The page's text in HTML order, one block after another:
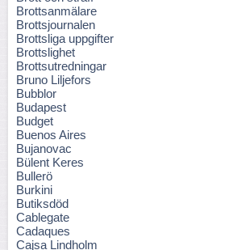
Brottsanmälare
Brottsjournalen
Brottsliga uppgifter
Brottslighet
Brottsutredningar
Bruno Liljefors
Bubblor
Budapest
Budget
Buenos Aires
Bujanovac
Bülent Keres
Bullerö
Burkini
Butiksdöd
Cablegate
Cadaques
Cajsa Lindholm